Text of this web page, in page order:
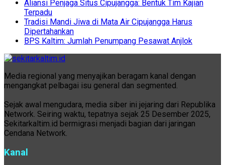
Aliansi Penjaga Situs Cipujangga: Bentuk Tim Kajian
Terpadu
Tradisi Mandi Jiwa di Mata Air Cipujangga Harus
Dipertahankan
BPS Kaltim: Jumlah Penumpang Pesawat Anjlok
Media regional yang menyajikan beragam kanal dengan
mengangkat pelbagai isu general dan segmented.
Sejak awal mengudara, media siber ini jejaring dari Republika
Network. Seiring waktu, tepatnya sejak 25 Desember 2025,
Sekitarkaltim.id bermigrasi menjadi bagian dari jaringan
Cendana Network.
Kanal